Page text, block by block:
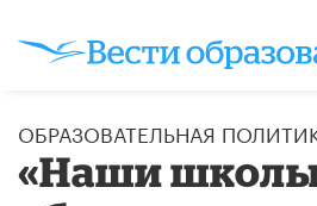
ОБРАЗОВАТЕЛЬНАЯ
«Наши